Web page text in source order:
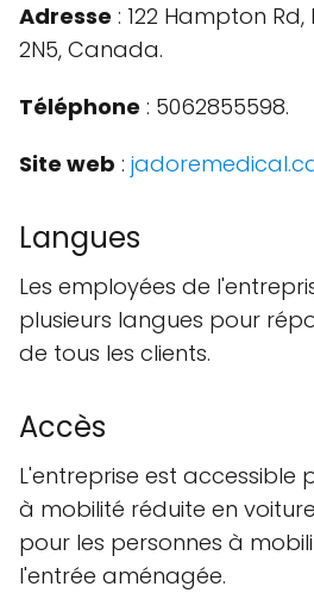
Adresse : 122 Hampton Rd,
2N5, Canada.
Téléphone : 5062855598.
Site web :
Langues
Les employées de
plusieurs langues pour
de tous les clients.
Accès
L'entreprise est accessible
à mobilité réduite en
pour les personnes à
l'entrée aménagée.